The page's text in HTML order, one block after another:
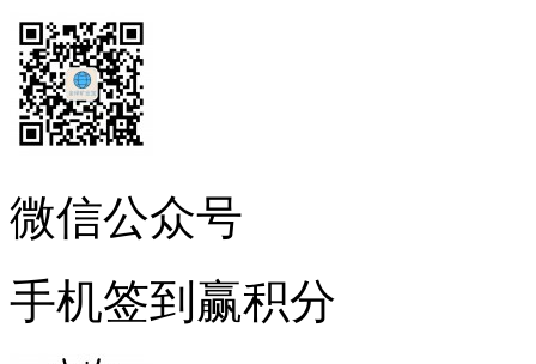
微信公众号
手机签到赢积分